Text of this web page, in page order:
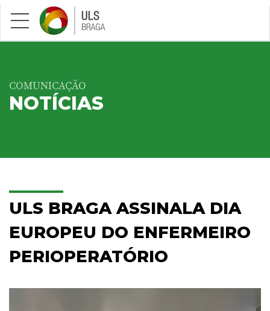
Saltar para conteúdo principal
COMUNICAÇÃO
NOTÍCIAS
ULS BRAGA ASSINALA DIA
EUROPEU DO ENFERMEIRO
PERIOPERATÓRIO